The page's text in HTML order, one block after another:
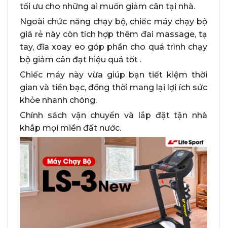
tối ưu cho những ai muốn giảm cân tại nhà.
Ngoài chức năng chạy bộ, chiếc máy chạy bộ
giá rẻ này còn tích hợp thêm đai massage, tạ
tay, đĩa xoay eo góp phần cho quá trình chạy
bộ giảm cân đạt hiệu quả tốt .
Chiếc máy này vừa giúp bạn tiết kiệm thời
gian và tiền bạc, đồng thời mang lại lợi ích sức
khỏe nhanh chóng.
Chính sách vận chuyển và lắp đặt tận nhà
khắp mọi miền đất nước.